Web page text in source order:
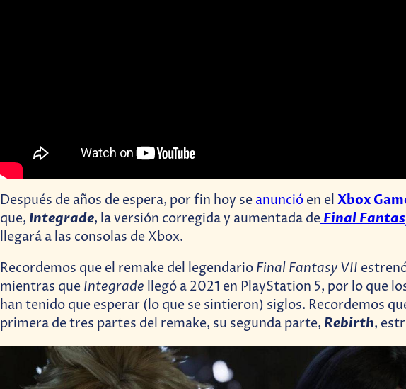
Después de años de espera, por fin hoy seanuncióen el Xbox
que, Integrade, la versión corregida y aumentada de Final
llegará a las consolas de Xbox.
Recordemos que el remake del legendario Final Fantasy VII
mientras que Integrade llegó a 2021 en PlayStation 5, por lo que
han tenido que esperar (lo que se sintieron) siglos. Recordemos
primera de tres partes del remake, su segunda parte, Rebirth,